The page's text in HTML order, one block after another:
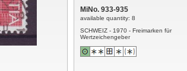
MiNo. 933-935
available quantity: 8
SCHWEIZ - 1970 - Freimarken für
Wertzeichengeber